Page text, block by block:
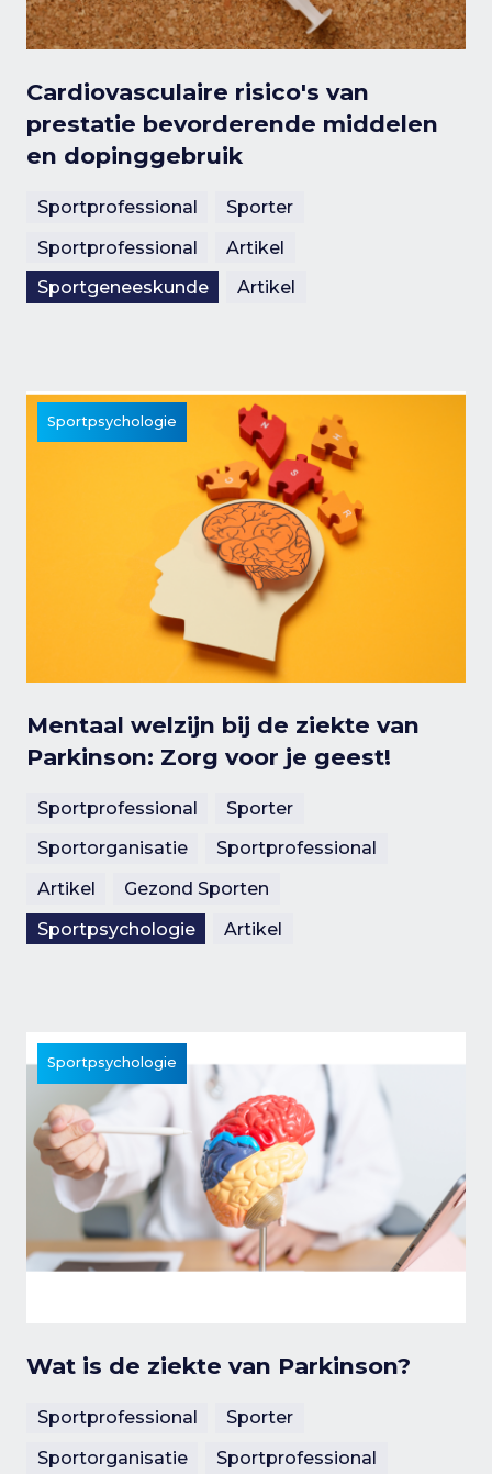
Cardiovasculaire risico's van
prestatie bevorderende middelen
en dopinggebruik
Sportprofessional
Sporter
Sportprofessional
Artikel
Sportgeneeskunde
Artikel
Sportpsychologie
Mentaal welzijn bij de ziekte van
Parkinson: Zorg voor je geest!
Sportprofessional
Sporter
Sportorganisatie
Sportprofessional
Artikel
Gezond Sporten
Sportpsychologie
Artikel
Sportpsychologie
Wat is de ziekte van Parkinson?
Sportprofessional
Sporter
Sportorganisatie
Sportprofessional